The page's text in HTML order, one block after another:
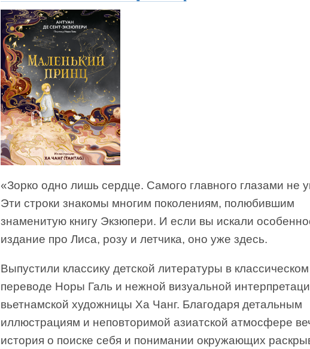
«Зорко одно лишь сердце. Самого главного глазами не
Эти строки знакомы многим поколениям, полюбившим
знаменитую книгу Экзюпери. И если вы искали
издание про Лиса, розу и летчика, оно уже здесь.
Выпустили классику детской литературы в классическом
переводе Норы Галь и нежной визуальной
вьетнамской художницы Ха Чанг. Благодаря детальным
иллюстрациям и неповторимой азиатской атмосфере
история о поиске себя и понимании окружающих